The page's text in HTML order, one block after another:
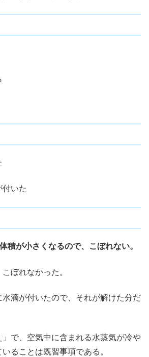
付いた
が小さくなるので、こぼれない。
ぼれなかった。
滴が付いたので、それが解けた分だ
で、空気中に含まれる水蒸気が冷や
ることは既習事項である。